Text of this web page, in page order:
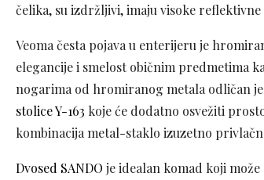
čelika, su izdržljivi, imaju visoke
Veoma česta pojava u enterijeru je
elegancije i smelost običnim predmetima
nogarima od hromiranog metala odličan
stolice Y-163 koje će dodatno osvežiti
kombinacija metal-staklo izuzetno
Dvosed SANDO je idealan komad koji